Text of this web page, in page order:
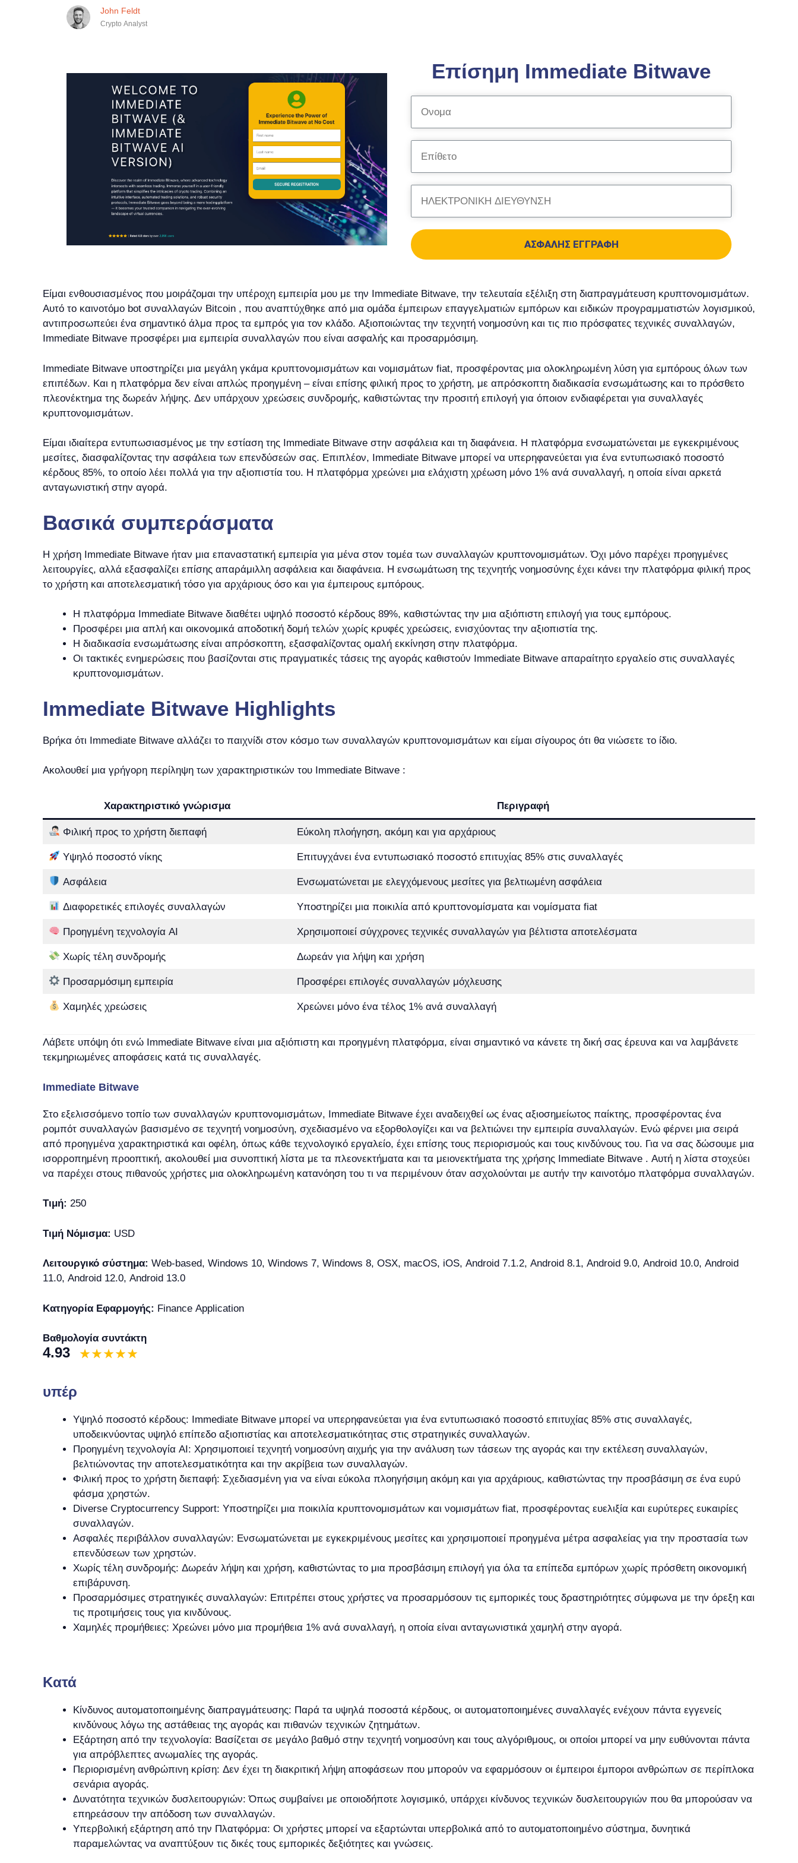
John Feldt
Crypto Analyst
Επίσημη Immediate Bitwave
ΑΣΦΑΛΉΣ ΕΓΓΡΑΦΉ
Είμαι ενθουσιασμένος που μοιράζομαι την υπέροχη εμπειρία μου με την Immediate Bitwave, την τελευταία εξέλιξη στη διαπραγμάτευση κρυπτονομισμάτων.
Αυτό το καινοτόμο bot συναλλαγών Bitcoin , που αναπτύχθηκε από μια ομάδα έμπειρων επαγγελματιών εμπόρων και ειδικών προγραμματιστών λογισμικού,
αντιπροσωπεύει ένα σημαντικό άλμα προς τα εμπρός για τον κλάδο. Αξιοποιώντας την τεχνητή νοημοσύνη και τις πιο πρόσφατες τεχνικές συναλλαγών,
Immediate Bitwave προσφέρει μια εμπειρία συναλλαγών που είναι ασφαλής και προσαρμόσιμη.
Immediate Bitwave υποστηρίζει μια μεγάλη γκάμα κρυπτονομισμάτων και νομισμάτων fiat, προσφέροντας μια ολοκληρωμένη λύση για εμπόρους όλων των
επιπέδων. Και η πλατφόρμα δεν είναι απλώς προηγμένη – είναι επίσης φιλική προς το χρήστη, με απρόσκοπτη διαδικασία ενσωμάτωσης και το πρόσθετο
πλεονέκτημα της δωρεάν λήψης. Δεν υπάρχουν χρεώσεις συνδρομής, καθιστώντας την προσιτή επιλογή για όποιον ενδιαφέρεται για συναλλαγές
κρυπτονομισμάτων.
Είμαι ιδιαίτερα εντυπωσιασμένος με την εστίαση της Immediate Bitwave στην ασφάλεια και τη διαφάνεια. Η πλατφόρμα ενσωματώνεται με εγκεκριμένους
μεσίτες, διασφαλίζοντας την ασφάλεια των επενδύσεών σας. Επιπλέον, Immediate Bitwave μπορεί να υπερηφανεύεται για ένα εντυπωσιακό ποσοστό
κέρδους 85%, το οποίο λέει πολλά για την αξιοπιστία του. Η πλατφόρμα χρεώνει μια ελάχιστη χρέωση μόνο 1% ανά συναλλαγή, η οποία είναι αρκετά
ανταγωνιστική στην αγορά.
Βασικά συμπεράσματα
Η χρήση Immediate Bitwave ήταν μια επαναστατική εμπειρία για μένα στον τομέα των συναλλαγών κρυπτονομισμάτων. Όχι μόνο παρέχει προηγμένες
λειτουργίες, αλλά εξασφαλίζει επίσης απαράμιλλη ασφάλεια και διαφάνεια. Η ενσωμάτωση της τεχνητής νοημοσύνης έχει κάνει την πλατφόρμα φιλική προς
το χρήστη και αποτελεσματική τόσο για αρχάριους όσο και για έμπειρους εμπόρους.
Η πλατφόρμα Immediate Bitwave διαθέτει υψηλό ποσοστό κέρδους 89%, καθιστώντας την μια αξιόπιστη επιλογή για τους εμπόρους.
Προσφέρει μια απλή και οικονομικά αποδοτική δομή τελών χωρίς κρυφές χρεώσεις, ενισχύοντας την αξιοπιστία της.
Η διαδικασία ενσωμάτωσης είναι απρόσκοπτη, εξασφαλίζοντας ομαλή εκκίνηση στην πλατφόρμα.
Οι τακτικές ενημερώσεις που βασίζονται στις πραγματικές τάσεις της αγοράς καθιστούν Immediate Bitwave απαραίτητο εργαλείο στις συναλλαγές
κρυπτονομισμάτων.
Immediate Bitwave Highlights
Βρήκα ότι Immediate Bitwave αλλάζει το παιχνίδι στον κόσμο των συναλλαγών κρυπτονομισμάτων και είμαι σίγουρος ότι θα νιώσετε το ίδιο.
Ακολουθεί μια γρήγορη περίληψη των χαρακτηριστικών του Immediate Bitwave :
Χαρακτηριστικό γνώρισμα Περιγραφή
Φιλική προς το χρήστη διεπαφή Εύκολη πλοήγηση, ακόμη και για αρχάριους
Υψηλό ποσοστό νίκης Επιτυγχάνει ένα εντυπωσιακό ποσοστό επιτυχίας 85% στις συναλλαγές
Ασφάλεια Ενσωματώνεται με ελεγχόμενους μεσίτες για βελτιωμένη ασφάλεια
Διαφορετικές επιλογές συναλλαγών Υποστηρίζει μια ποικιλία από κρυπτονομίσματα και νομίσματα fiat
Προηγμένη τεχνολογία AI Χρησιμοποιεί σύγχρονες τεχνικές συναλλαγών για βέλτιστα αποτελέσματα
Χωρίς τέλη συνδρομής Δωρεάν για λήψη και χρήση
Προσαρμόσιμη εμπειρία Προσφέρει επιλογές συναλλαγών μόχλευσης
Χαμηλές χρεώσεις Χρεώνει μόνο ένα τέλος 1% ανά συναλλαγή
Λάβετε υπόψη ότι ενώ Immediate Bitwave είναι μια αξιόπιστη και προηγμένη πλατφόρμα, είναι σημαντικό να κάνετε τη δική σας έρευνα και να λαμβάνετε
τεκμηριωμένες αποφάσεις κατά τις συναλλαγές.
Immediate Bitwave
Στο εξελισσόμενο τοπίο των συναλλαγών κρυπτονομισμάτων, Immediate Bitwave έχει αναδειχθεί ως ένας αξιοσημείωτος παίκτης, προσφέροντας ένα
ρομπότ συναλλαγών βασισμένο σε τεχνητή νοημοσύνη, σχεδιασμένο να εξορθολογίζει και να βελτιώνει την εμπειρία συναλλαγών. Ενώ φέρνει μια σειρά
από προηγμένα χαρακτηριστικά και οφέλη, όπως κάθε τεχνολογικό εργαλείο, έχει επίσης τους περιορισμούς και τους κινδύνους του. Για να σας δώσουμε μια
ισορροπημένη προοπτική, ακολουθεί μια συνοπτική λίστα με τα πλεονεκτήματα και τα μειονεκτήματα της χρήσης Immediate Bitwave . Αυτή η λίστα στοχεύει
να παρέχει στους πιθανούς χρήστες μια ολοκληρωμένη κατανόηση του τι να περιμένουν όταν ασχολούνται με αυτήν την καινοτόμο πλατφόρμα συναλλαγών.
Τιμή: 250
Τιμή Νόμισμα: USD
Λειτουργικό σύστημα: Web-based, Windows 10, Windows 7, Windows 8, OSX, macOS, iOS, Android 7.1.2, Android 8.1, Android 9.0, Android 10.0, Android
11.0, Android 12.0, Android 13.0
Κατηγορία Εφαρμογής: Finance Application
Βαθμολογία συντάκτη
4.93
υπέρ
Υψηλό ποσοστό κέρδους: Immediate Bitwave μπορεί να υπερηφανεύεται για ένα εντυπωσιακό ποσοστό επιτυχίας 85% στις συναλλαγές,
υποδεικνύοντας υψηλό επίπεδο αξιοπιστίας και αποτελεσματικότητας στις στρατηγικές συναλλαγών.
Προηγμένη τεχνολογία AI: Χρησιμοποιεί τεχνητή νοημοσύνη αιχμής για την ανάλυση των τάσεων της αγοράς και την εκτέλεση συναλλαγών,
βελτιώνοντας την αποτελεσματικότητα και την ακρίβεια των συναλλαγών.
Φιλική προς το χρήστη διεπαφή: Σχεδιασμένη για να είναι εύκολα πλοηγήσιμη ακόμη και για αρχάριους, καθιστώντας την προσβάσιμη σε ένα ευρύ
φάσμα χρηστών.
Diverse Cryptocurrency Support: Υποστηρίζει μια ποικιλία κρυπτονομισμάτων και νομισμάτων fiat, προσφέροντας ευελιξία και ευρύτερες ευκαιρίες
συναλλαγών.
Ασφαλές περιβάλλον συναλλαγών: Ενσωματώνεται με εγκεκριμένους μεσίτες και χρησιμοποιεί προηγμένα μέτρα ασφαλείας για την προστασία των
επενδύσεων των χρηστών.
Χωρίς τέλη συνδρομής: Δωρεάν λήψη και χρήση, καθιστώντας το μια προσβάσιμη επιλογή για όλα τα επίπεδα εμπόρων χωρίς πρόσθετη οικονομική
επιβάρυνση.
Προσαρμόσιμες στρατηγικές συναλλαγών: Επιτρέπει στους χρήστες να προσαρμόσουν τις εμπορικές τους δραστηριότητες σύμφωνα με την όρεξη και
τις προτιμήσεις τους για κινδύνους.
Χαμηλές προμήθειες: Χρεώνει μόνο μια προμήθεια 1% ανά συναλλαγή, η οποία είναι ανταγωνιστικά χαμηλή στην αγορά.
Kατά
Κίνδυνος αυτοματοποιημένης διαπραγμάτευσης: Παρά τα υψηλά ποσοστά κέρδους, οι αυτοματοποιημένες συναλλαγές ενέχουν πάντα εγγενείς
κινδύνους λόγω της αστάθειας της αγοράς και πιθανών τεχνικών ζητημάτων.
Εξάρτηση από την τεχνολογία: Βασίζεται σε μεγάλο βαθμό στην τεχνητή νοημοσύνη και τους αλγόριθμους, οι οποίοι μπορεί να μην ευθύνονται πάντα
για απρόβλεπτες ανωμαλίες της αγοράς.
Περιορισμένη ανθρώπινη κρίση: Δεν έχει τη διακριτική λήψη αποφάσεων που μπορούν να εφαρμόσουν οι έμπειροι έμποροι ανθρώπων σε περίπλοκα
σενάρια αγοράς.
Δυνατότητα τεχνικών δυσλειτουργιών: Όπως συμβαίνει με οποιοδήποτε λογισμικό, υπάρχει κίνδυνος τεχνικών δυσλειτουργιών που θα μπορούσαν να
επηρεάσουν την απόδοση των συναλλαγών.
Υπερβολική εξάρτηση από την Πλατφόρμα: Οι χρήστες μπορεί να εξαρτώνται υπερβολικά από το αυτοματοποιημένο σύστημα, δυνητικά
παραμελώντας να αναπτύξουν τις δικές τους εμπορικές δεξιότητες και γνώσεις.